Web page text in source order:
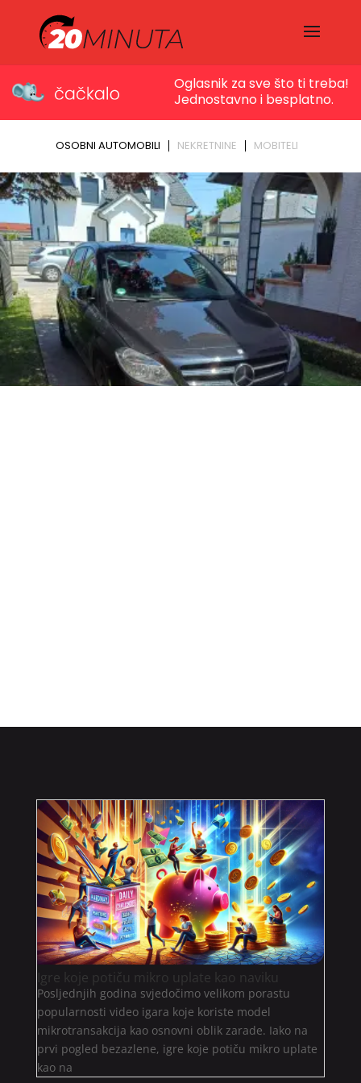
Igre koje potiču mikro uplate kao naviku
Posljednjih godina svjedočimo velikom porastu
popularnosti video igara koje koriste model
mikrotransakcija kao osnovni oblik zarade. Iako na
prvi pogled bezazlene, igre koje potiču mikro uplate
kao na